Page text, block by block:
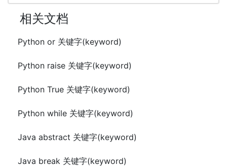
相关文档
Python or 关键字(keyword)
Python raise 关键字(keyword)
Python True 关键字(keyword)
Python while 关键字(keyword)
Java abstract 关键字(keyword)
Java break 关键字(keyword)